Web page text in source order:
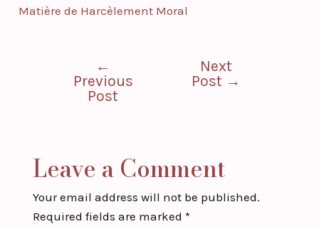
Matière de Harcèlement Moral
←
Previous
Post
Next
Post →
Leave a Comment
Your email address will not be published.
Required fields are marked *